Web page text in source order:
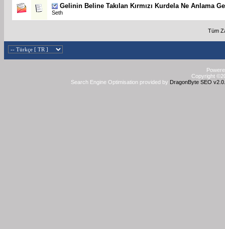
Gelinin Beline Takılan Kırmızı Kurdela Ne Anlama
Seth
Tüm
Copyright
Search Engine Optimisation provided by DragonByte SEO